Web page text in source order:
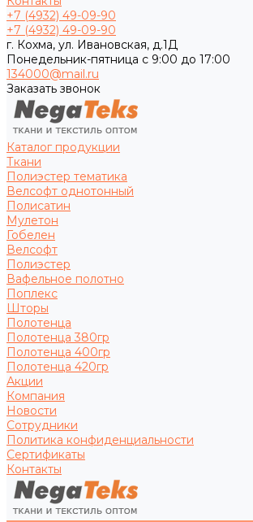
+7 (4932) 49-09-90
+7 (4932) 49-09-90
г. Кохма, ул. Ивановская, д.1Д
Понедельник-пятница с 9:00 до 17:00
134000@mail.ru
Заказать звонок
Каталог продукции
Ткани
Полиэстер тематика
Велсофт однотонный
Полисатин
Мулетон
Гобелен
Велсофт
Полиэстер
Вафельное полотно
Поплекс
Шторы
Полотенца
Полотенца 380гр
Полотенца 400гр
Полотенца 420гр
Акции
Компания
Новости
Сотрудники
Политика конфиденциальности
Сертификаты
Контакты